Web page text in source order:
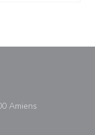
Amiens((opens in a